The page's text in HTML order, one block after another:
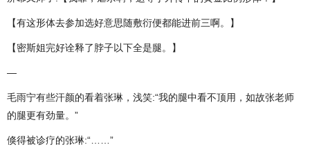
【有这形体去参加选好意思随敷衍便都能进前三啊。】
【密斯姐完好诠释了脖子以下全是腿。】
—
毛雨宁有些汗颜的看着张琳，浅笑:“我的腿中看不顶用，如故张老师
的腿更有劲量。”
倏得被诊疗的张琳:“……”